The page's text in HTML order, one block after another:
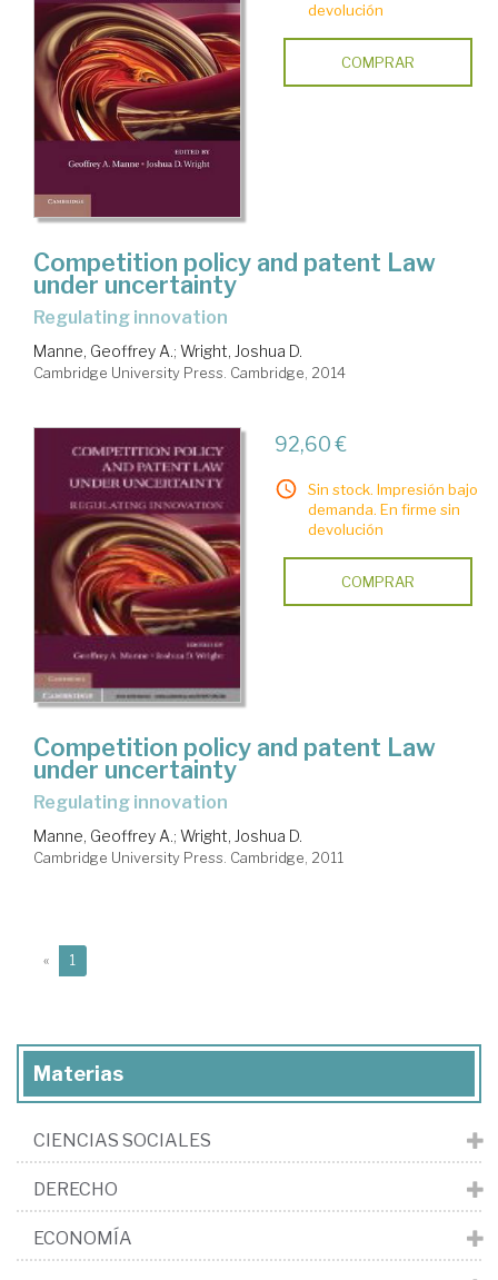
devolución
COMPRAR
Competition policy and patent Law
under uncertainty
regulating innovation
Manne, Geoffrey A.; Wright, Joshua D.
Cambridge University Press. Cambridge, 2014
92,60 €
Sin stock. Impresión bajo
demanda. En firme sin
devolución
COMPRAR
Competition policy and patent Law
under uncertainty
regulating innovation
Manne, Geoffrey A.; Wright, Joshua D.
Cambridge University Press. Cambridge, 2011
« 1
Materias
CIENCIAS SOCIALES
DERECHO
ECONOMÍA